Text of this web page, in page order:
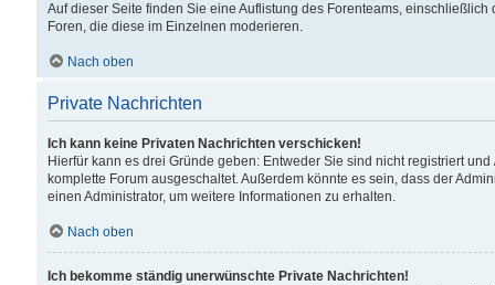
Auf dieser Seite finden Sie eine Auflistung des Forenteams,
Foren, die diese im Einzelnen moderieren.
Nach oben
Private Nachrichten
Ich kann keine Privaten Nachrichten verschicken!
Hierfür kann es drei Gründe geben: Entweder Sie sind nicht registriert
komplette Forum ausgeschaltet. Außerdem könnte es sein, dass der
einen Administrator, um weitere Informationen zu erhalten.
Nach oben
Ich bekomme ständig unerwünschte Private Nachrichten!